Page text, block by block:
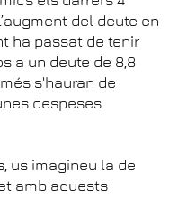
del deute en
ha passat de tenir
a un deute de 8,8
s'hauran de
despeses
us imagineu la de
amb aquests